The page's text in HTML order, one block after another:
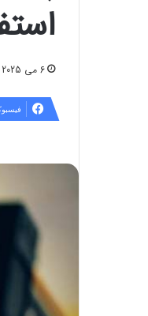
6 می 2025